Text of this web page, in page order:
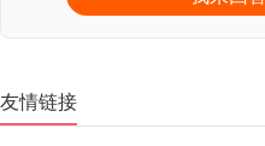
友情链接